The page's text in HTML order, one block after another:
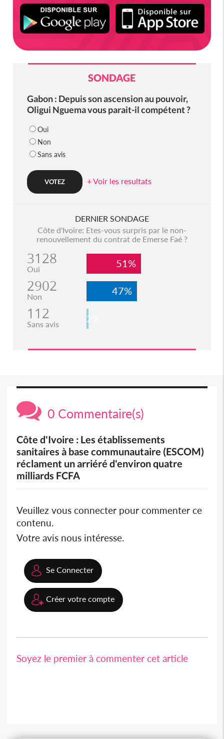
SONDAGE
Gabon : Depuis son ascension au pouvoir,
Oligui Nguema vous parait-il compétent ?
Oui
Non
Sans avis
+ Voir les resultats
DERNIER SONDAGE
Côte d'Ivoire: Etes-vous surpris par le non-
renouvellement du contrat de Emerse Faé ?
3128
Oui 51%
2902
Non 47%
112
Sans avis 2%
0 Commentaire(s)
Côte d'Ivoire : Les établissements
sanitaires à base communautaire (ESCOM)
réclament un arriéré d'environ quatre
milliards FCFA
Veuillez vous connecter pour commenter ce
contenu.
Votre avis nous intéresse.
Se Connecter
Créer votre compte
Soyez le premier à commenter cet article